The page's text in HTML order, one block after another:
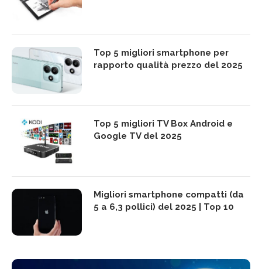
Top 5 migliori smartphone per
rapporto qualità prezzo del 2025
Top 5 migliori TV Box Android e
Google TV del 2025
Migliori smartphone compatti (da
5 a 6,3 pollici) del 2025 | Top 10